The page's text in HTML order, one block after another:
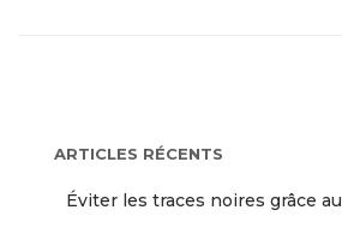
ARTICLES RÉCENTS
Éviter les traces noires grâce